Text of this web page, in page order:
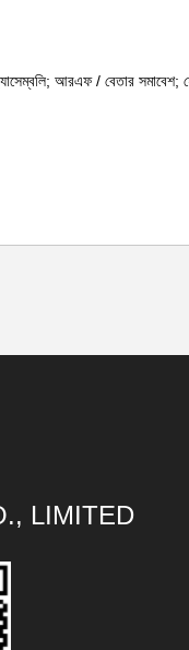
আরএফ / বেতার সমাবেশ;
LIMITED